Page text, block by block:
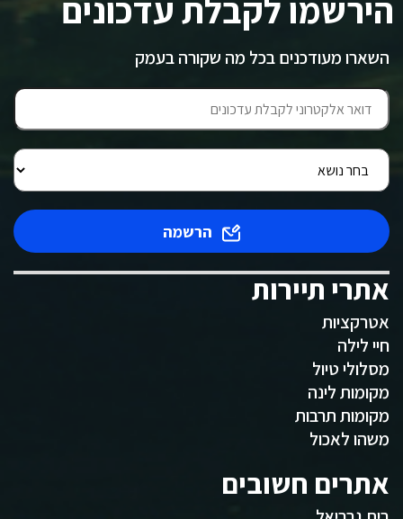
הירשמו לקבלת עדכונים
השארו מעודכנים בכל מה שקורה בעמק
הרשמה
אתרי תיירות
אטרקציות
חיי לילה
מסלולי טיול
מקומות לינה
מקומות תרבות
משהו לאכול
אתרים חשובים